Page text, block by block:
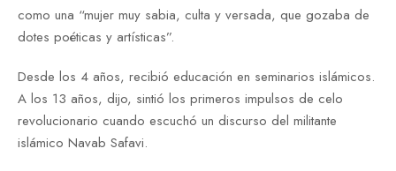
como una “mujer muy sabia, culta y versada, que gozaba de
dotes poéticas y artísticas”.
Desde los 4 años, recibió educación en seminarios islámicos.
A los 13 años, dijo, sintió los primeros impulsos de celo
revolucionario cuando escuchó un discurso del militante
islámico Navab Safavi.